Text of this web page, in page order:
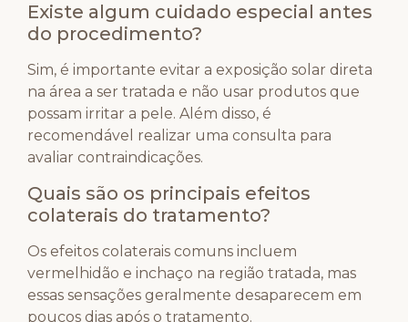
Existe algum cuidado especial antes
do procedimento?
Sim, é importante evitar a exposição solar direta
na área a ser tratada e não usar produtos que
possam irritar a pele. Além disso, é
recomendável realizar uma consulta para
avaliar contraindicações.
Quais são os principais efeitos
colaterais do tratamento?
Os efeitos colaterais comuns incluem
vermelhidão e inchaço na região tratada, mas
essas sensações geralmente desaparecem em
poucos dias após o tratamento.